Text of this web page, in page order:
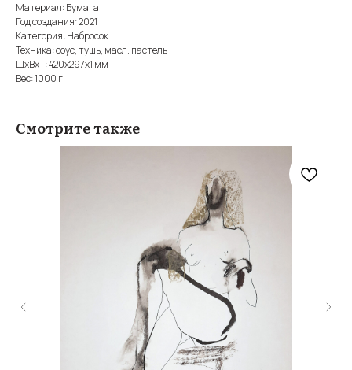
Материал: Бумага
Год создания: 2021
Категория: Набросок
Техника: соус, тушь, масл. пастель
ШxВxТ: 420x297x1 мм
Вес: 1000 г
Смотрите также